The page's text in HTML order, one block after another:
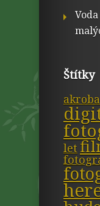
Štítky
let